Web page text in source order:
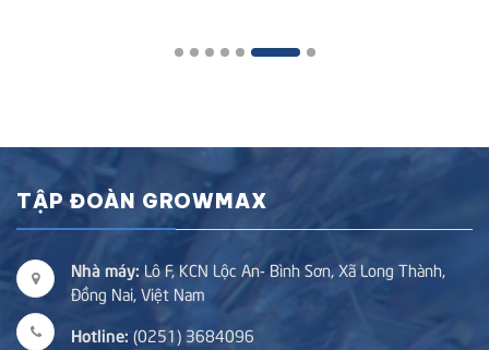
TẬP ĐOÀN GROWMAX
Nhà máy: Lô F, KCN Lộc An- Bình Sơn, Xã Long Thành,
Đồng Nai, Việt Nam
Hotline: (0251) 3684096